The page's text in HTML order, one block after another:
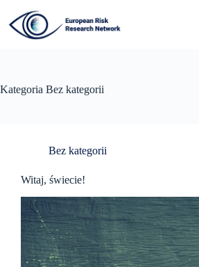
treści
Kategoria Bez kategorii
Bez kategorii
Witaj, świecie!